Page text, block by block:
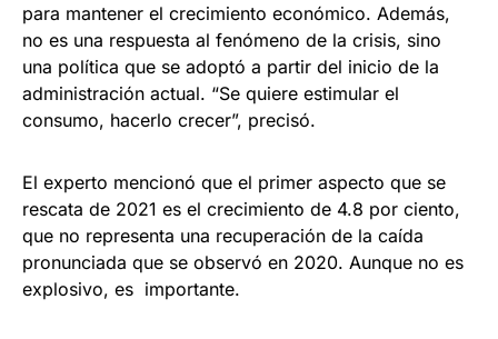
para mantener el crecimiento económico. Además,
no es una respuesta al fenómeno de la crisis, sino
una política que se adoptó a partir del inicio de la
administración actual. “Se quiere estimular el
consumo, hacerlo crecer”, precisó.
El experto mencionó que el primer aspecto que se
rescata de 2021 es el crecimiento de 4.8 por ciento,
que no representa una recuperación de la caída
pronunciada que se observó en 2020. Aunque no es
explosivo, es importante.